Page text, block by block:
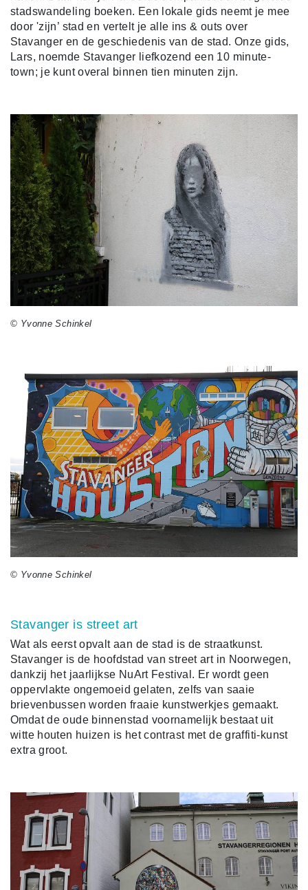
stadswandeling boeken. Een lokale gids neemt je mee
door 'zijn’ stad en vertelt je alle ins & outs over
Stavanger en de geschiedenis van de stad. Onze gids,
Lars, noemde Stavanger liefkozend een 10 minute-
town; je kunt overal binnen tien minuten zijn.
© Yvonne Schinkel
© Yvonne Schinkel
Stavanger is street art
Wat als eerst opvalt aan de stad is de straatkunst.
Stavanger is de hoofdstad van street art in Noorwegen,
dankzij het jaarlijkse NuArt Festival. Er wordt geen
oppervlakte ongemoeid gelaten, zelfs van saaie
brievenbussen worden fraaie kunstwerkjes gemaakt.
Omdat de oude binnenstad voornamelijk bestaat uit
witte houten huizen is het contrast met de graffiti-kunst
extra groot.